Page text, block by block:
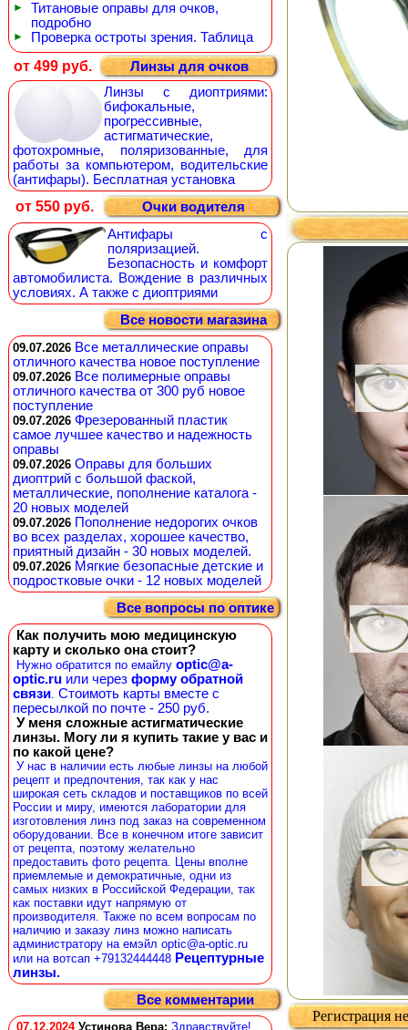
►
Титановые оправы для очков,
подробно
► Проверка остроты зрения. Таблица
от 499 руб.
Линзы для очков
Линзы с диоптриями:
бифокальные,
прогрессивные,
астигматические,
фотохромные, поляризованные, для
работы за компьютером, водительские
(антифары). Бесплатная установка
от 550 руб.
Очки водителя
Антифары с
поляризацией.
Безопасность и комфорт
автомобилиста. Вождение в различных
условиях. А также с диоптриями
Все новости магазина
09.07.2026 Все металлические оправы
отличного качества новое поступление
09.07.2026 Все полимерные оправы
отличного качества от 300 руб новое
поступление
09.07.2026 Фрезерованный пластик
самое лучшее качество и надежность
оправы
09.07.2026 Оправы для больших
диоптрий с большой фаской,
металлические, пополнение каталога -
20 новых моделей
09.07.2026 Пополнение недорогих очков
во всех разделах, хорошее качество,
приятный дизайн - 30 новых моделей.
09.07.2026 Мягкие безопасные детские и
подростковые очки - 12 новых моделей
Все вопросы по оптике
Как получить мою медицинскую
карту и сколько она стоит?
Нужно обратится по емайлу optic@a-
optic.ru или через форму обратной
связи. Стоимоть карты вместе с
пересылкой по почте - 250 руб.
У меня сложные астигматические
линзы. Могу ли я купить такие у вас и
по какой цене?
У нас в наличии есть любые линзы на любой
рецепт и предпочтения, так как у нас
широкая сеть складов и поставщиков по всей
России и миру, имеются лаборатории для
изготовления линз под заказ на современном
оборудовании. Все в конечном итоге зависит
от рецепта, поэтому желательно
предоставить фото рецепта. Цены вполне
приемлемые и демократичные, одни из
самых низких в Российской Федерации, так
как поставки идут напрямую от
производителя. Также по всем вопросам по
наличию и заказу линз можно написать
администратору на емэйл optic@a-optic.ru
или на вотсап +79132444448 Рецептурные
линзы.
Все комментарии
07.12.2024 Устинова Вера: Здравствуйте!
Регистрация